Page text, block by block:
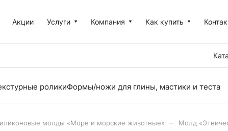
Акции Услуги Компания Как купить
роликиФормы/ножи для глины, мастики и теста
молды «Море и морские животные» Молд